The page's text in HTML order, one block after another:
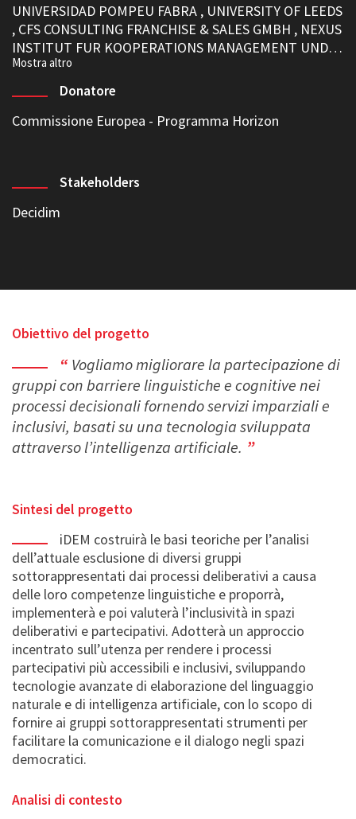
UNIVERSIDAD POMPEU FABRA , UNIVERSITY OF LEEDS
, CFS CONSULTING FRANCHISE & SALES GMBH , NEXUS
INSTITUT FUR KOOPERATIONS MANAGEMENT UND
INTERDISZIPLINARE FORSCHUNG GMBH
Organización de entidades en favor de las personas con
Disabilidad Intelectual de la Comunidad de Madrid
NATIONAL MICROELECTRONICS APPLICATIONS
del neurosviluppo,FUNDACION CIBERVOLUNTARIOS
INSTITUT MUNICIPAL DE PERSONES AMB
DISCAPACITAT
Donatore
Commissione Europea - Programma Horizon
Stakeholders
Decidim
Obiettivo del progetto
Vogliamo migliorare la partecipazione di
gruppi con barriere linguistiche e cognitive nei
processi decisionali fornendo servizi imparziali e
inclusivi, basati su una tecnologia sviluppata
attraverso l’intelligenza artificiale.
Sintesi del progetto
iDEM costruirà le basi teoriche per l’analisi
dell’attuale esclusione di diversi gruppi
sottorappresentati dai processi deliberativi a causa
delle loro competenze linguistiche e proporrà,
implementerà e poi valuterà l’inclusività in spazi
deliberativi e partecipativi. Adotterà un approccio
incentrato sull’utenza per rendere i processi
partecipativi più accessibili e inclusivi, sviluppando
tecnologie avanzate di elaborazione del linguaggio
naturale e di intelligenza artificiale, con lo scopo di
fornire ai gruppi sottorappresentati strumenti per
facilitare la comunicazione e il dialogo negli spazi
democratici.
Analisi di contesto